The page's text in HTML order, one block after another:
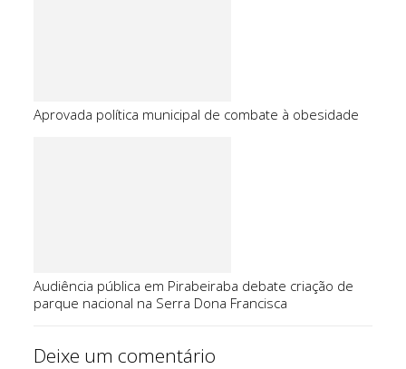
Aprovada política municipal de combate à obesidade
Audiência pública em Pirabeiraba debate criação de
parque nacional na Serra Dona Francisca
Deixe um comentário